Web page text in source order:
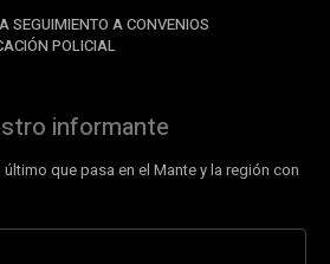
SEGUIMIENTO A CONVENIOS
POLICIAL
informante
que pasa en el Mante y la región con